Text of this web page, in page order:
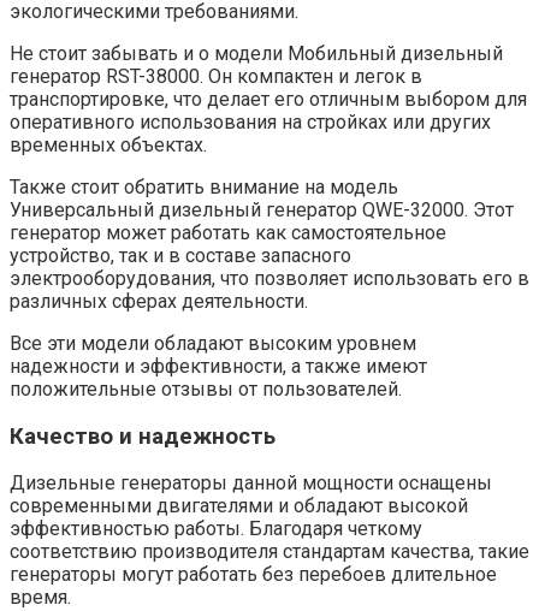
экологическими требованиями.
Не стоит забывать и о модели Мобильный дизельный
генератор RST-38000. Он компактен и легок в
транспортировке, что делает его отличным выбором для
оперативного использования на стройках или других
временных объектах.
Также стоит обратить внимание на модель
Универсальный дизельный генератор QWE-32000. Этот
генератор может работать как самостоятельное
устройство, так и в составе запасного
электрооборудования, что позволяет использовать его в
различных сферах деятельности.
Все эти модели обладают высоким уровнем
надежности и эффективности, а также имеют
положительные отзывы от пользователей.
Качество и надежность
Дизельные генераторы данной мощности оснащены
современными двигателями и обладают высокой
эффективностью работы. Благодаря четкому
соответствию производителя стандартам качества, такие
генераторы могут работать без перебоев длительное
время.